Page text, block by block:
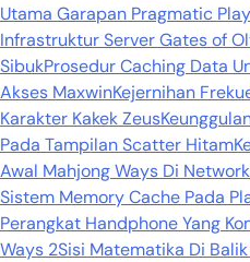
Utama Garapan Pragmatic Play
Infrastruktur Server Gates of
SibukProsedur Caching Data
Akses MaxwinKejernihan
Karakter Kakek Zeus
Pada Tampilan Scatter Hitam
Awal Mahjong Ways Di
Sistem Memory Cache Pada
Perangkat Handphone Yang
Ways 2Sisi Matematika Di